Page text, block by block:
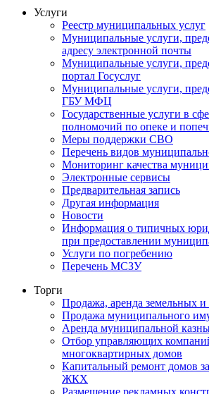
Услуги
Реестр муниципальных услуг
Муниципальные услуги,
адресу электронной почты
Муниципальные услуги,
портал Госуслуг
Муниципальные услуги,
ГБУ МФЦ
Государственные услуги в
полномочий по опеке и
Меры поддержки СВО
Перечень видов
Мониторинг качества
Электронные сервисы
Предварительная запись
Другая информация
Новости
Информация о типичных
при предоставлении
Услуги по погребению
Перечень МСЗУ
Торги
Продажа, аренда земельных и
Продажа муниципального
Аренда муниципальной
Отбор управляющих
многоквартирных домов
Капитальный ремонт домов
ЖКХ
Размещение рекламных